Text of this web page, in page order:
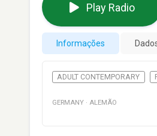
Play Radio
Informações
ADULT CONTEMPORARY
GERMANY · ALEMÃO